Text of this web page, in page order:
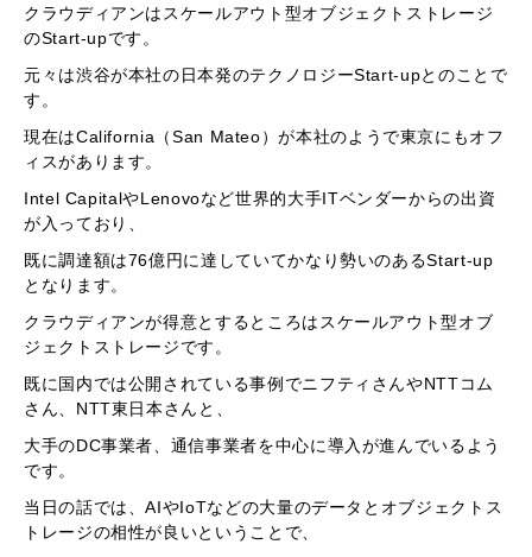
クラウディアンはスケールアウト型オブジェクトストレージ
のStart-upです。
元々は渋谷が本社の日本発のテクノロジーStart-upとのことで
す。
現在はCalifornia（San Mateo）が本社のようで東京にもオフ
ィスがあります。
Intel CapitalやLenovoなど世界的大手ITベンダーからの出資
が入っており、
既に調達額は76億円に達していてかなり勢いのあるStart-up
となります。
クラウディアンが得意とするところはスケールアウト型オブ
ジェクトストレージです。
既に国内では公開されている事例でニフティさんやNTTコム
さん、NTT東日本さんと、
大手のDC事業者、通信事業者を中心に導入が進んでいるよう
です。
当日の話では、AIやIoTなどの大量のデータとオブジェクトス
トレージの相性が良いということで、